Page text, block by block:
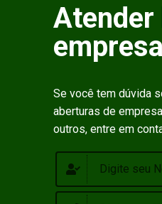
Atender
empresa
Se você tem dúvida
aberturas de
outros, entre em